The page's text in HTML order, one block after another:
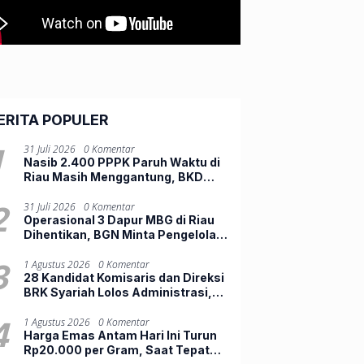
POPULER
31 Juli 2026
0 Komentar
Nasib 2.400 PPPK Paruh Waktu di
Riau Masih Menggantung, BKD
31 Juli 2026
0 Komentar
Operasional 3 Dapur MBG di Riau
Dihentikan, BGN Minta Pengelola
1 Agustus 2026
0 Komentar
28 Kandidat Komisaris dan Direksi
BRK Syariah Lolos Administrasi,
1 Agustus 2026
0 Komentar
Harga Emas Antam Hari Ini Turun
Rp20.000 per Gram, Saat Tepat